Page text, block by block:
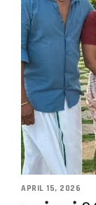
APRIL 15, 2026